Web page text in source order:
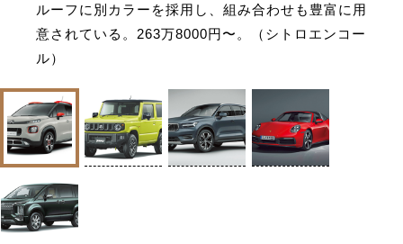
ルーフに別カラーを採用し、組み合わせも豊富に用
意されている。263万8000円〜。（シトロエンコー
ル）